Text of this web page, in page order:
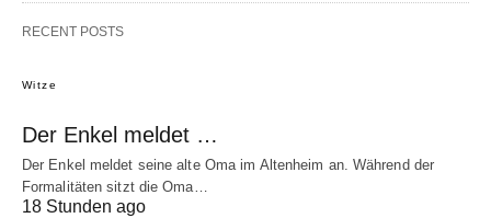
RECENT POSTS
Witze
Der Enkel meldet …
Der Enkel meldet seine alte Oma im Altenheim an. Während der
Formalitäten sitzt die Oma…
18 Stunden ago